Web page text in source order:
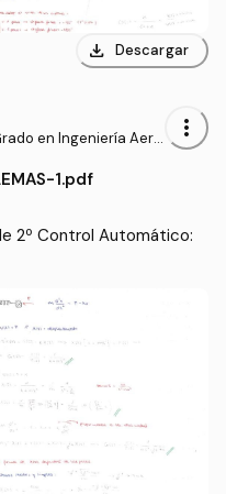
download Descargar
en Ingeniería Aero
more_vert
1.pdf
2º Control Automático: